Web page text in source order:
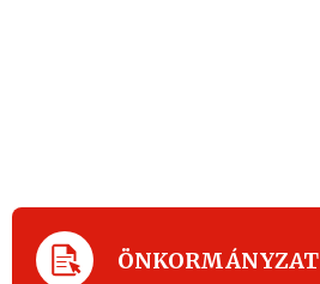
ÖNKORMÁNYZAT